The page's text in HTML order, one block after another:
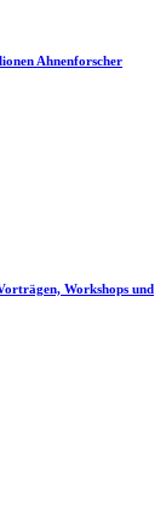
Ahnenforscher
Workshops und